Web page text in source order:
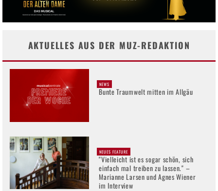
AKTUELLES AUS DER MUZ-REDAKTION
NEWS
Bunte Traumwelt mitten im Allgäu
NEUES FEATURE
"Vielleicht ist es sogar schön, sich
einfach mal treiben zu lassen." –
Marianne Larsen und Agnes Wiener
im Interview